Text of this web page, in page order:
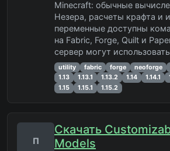
Minecraft: обычные
Незера, расчеты крафта и
переменные доступны
на Fabric, Forge, Quilt и
сервер могут
utility fabric forge neoforge
1.13
1.13.1 1.13.2 1.14 1.14.1
1.15
1.15.1 1.15.2
П
Скачать
Models